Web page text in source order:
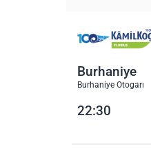
Burhaniye
Burhaniye Otogarı
22:30